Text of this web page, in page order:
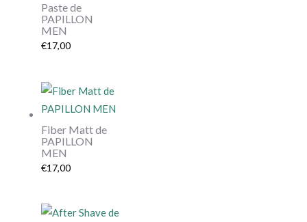
Paste de
PAPILLON
MEN
€17,00
Fiber Matt de
PAPILLON
MEN
€17,00